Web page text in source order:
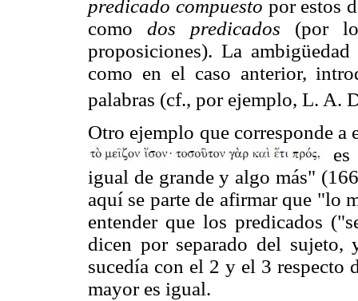
predicado compuesto por estos
como dos predicados (por lo
proposiciones). La
como en el caso anterior,
palabras (cf., por ejemplo, L. A.
Otro ejemplo que corresponde a
igual de grande y algo más"
aquí se parte de afirmar que "lo
entender que los predicados
dicen por separado del
sucedía con el 2 y el 3 respecto
mayor es igual.